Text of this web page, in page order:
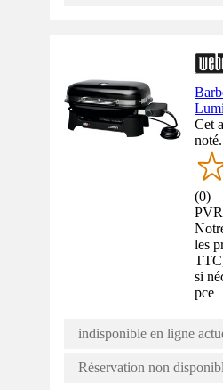
Cet
noté.
(0)
les
si
pce
indisponible en ligne
Réservation non